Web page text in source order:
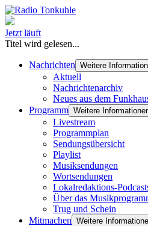
Jetzt läuft
Titel wird gelesen...
Nachrichten Weitere
Aktuell
Nachrichtenarchiv
Neues aus dem
Programm Weitere
Livestream
Programmplan
Sendungsübersicht
Playlist
Musiksendungen
Wortsendungen
Lokalredaktions-
Über das
Trug und Schein
Mitmachen Weitere